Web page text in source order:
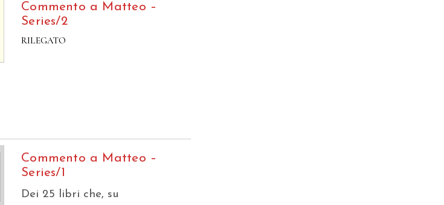
Commento a Matteo –
Series/2
RILEGATO
Commento a Matteo –
Series/1
Dei 25 libri che, su